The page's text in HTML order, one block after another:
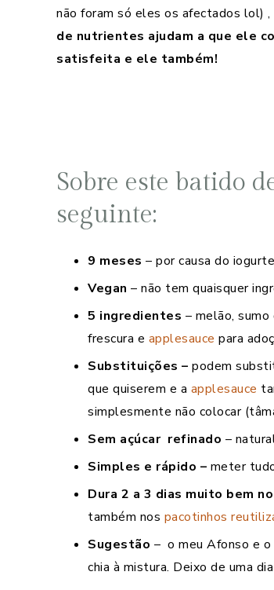
não foram só eles os afectados lol) ,
de nutrientes ajudam a que ele
satisfeita e ele também!
Sobre este batido
seguinte:
9 meses – por causa do
Vegan – não tem quaisquer
5 ingredientes – melão,
frescura e applesauce para
Substituições – podem
que quiserem e a applesauce
simplesmente não colocar
Sem açúcar refinado –
Simples e rápido – meter
Dura 2 a 3 dias muito bem
também nos pacotinhos
Sugestão – o meu Afonso e o
chia à mistura. Deixo de uma